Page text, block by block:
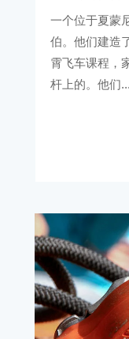
一个位于夏蒙
伯。他们建造
霄飞车课程，
杆上的。他们...